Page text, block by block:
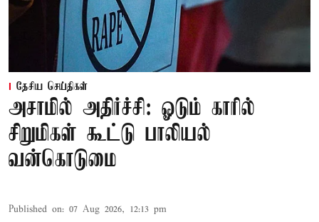
தேசிய செய்திகள்
அசாமில் அதிர்ச்சி: ஓடும் காரில்
சிறுமிகள் கூட்டு பாலியல்
வன்கொடுமை
Published on: 07 Aug 2026, 12:13 pm